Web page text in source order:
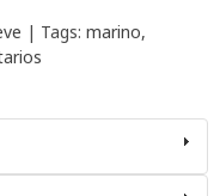
| Tags: marino